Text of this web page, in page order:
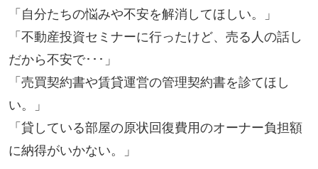
「自分たちの悩みや不安を解消してほしい。」
「不動産投資セミナーに行ったけど、売る人の話し
だから不安で･･･」
「売買契約書や賃貸運営の管理契約書を診てほし
い。」
「貸している部屋の原状回復費用のオーナー負担額
に納得がいかない。」